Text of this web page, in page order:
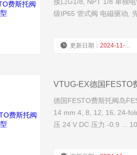
级IP65 管式阀 电磁驱动,
更新日期：2024-11-21
VTUG-EX德国FESTO
德国FESTO费斯托阀岛
14 mm 4, 8, 12, 16, 24-
压 24 V DC 压力 -0.9 ...